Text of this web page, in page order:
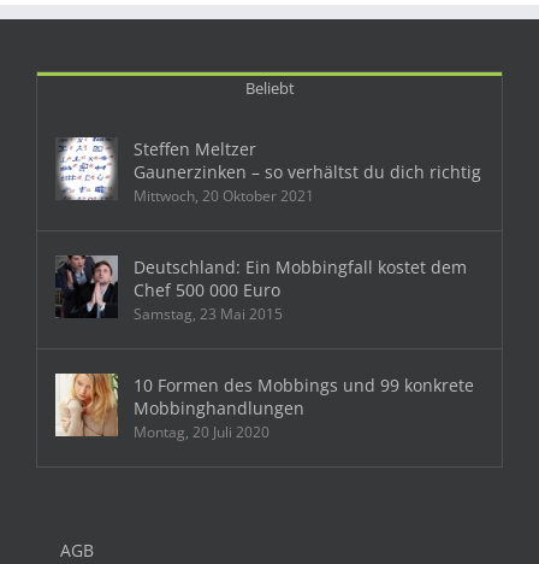
Beliebt
Steffen Meltzer
Gaunerzinken – so verhältst du dich richtig
Mittwoch, 20 Oktober 2021
Deutschland: Ein Mobbingfall kostet dem
Chef 500 000 Euro
Samstag, 23 Mai 2015
10 Formen des Mobbings und 99 konkrete
Mobbinghandlungen
Montag, 20 Juli 2020
AGB